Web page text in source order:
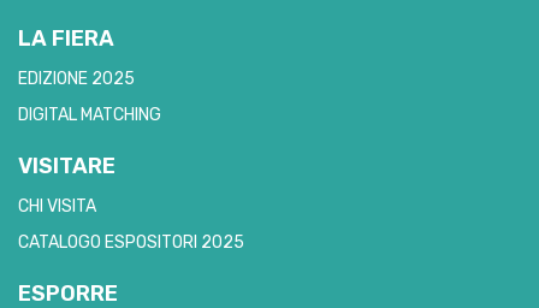
LA FIERA
EDIZIONE 2025
DIGITAL MATCHING
VISITARE
CHI VISITA
CATALOGO ESPOSITORI 2025
ESPORRE